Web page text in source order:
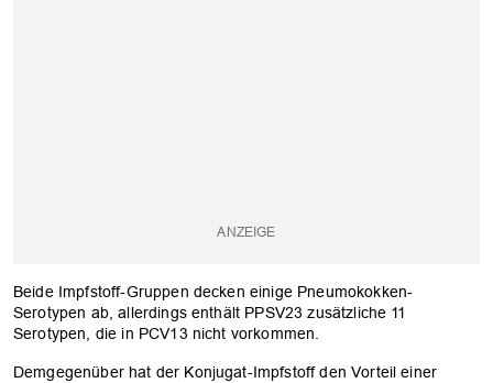
Beide Impfstoff-Gruppen decken einige Pneumokokken-
Serotypen ab, allerdings enthält PPSV23 zusätzliche 11
Serotypen, die in PCV13 nicht vorkommen.
Demgegenüber hat der Konjugat-Impfstoff den Vorteil einer